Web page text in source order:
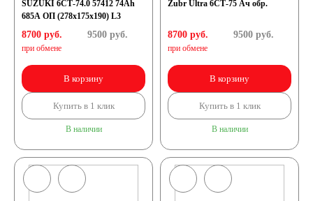
SUZUKI 6СТ-74.0 57412 74Ah
685A ОП (278х175х190) L3
8700 руб.
при обмене
9500руб.
В корзину
Купить в 1 клик
В наличии
Zubr Ultra 6СТ-75 Ач обр.
8700 руб.
при обмене
9500руб.
В корзину
Купить в 1 клик
В наличии